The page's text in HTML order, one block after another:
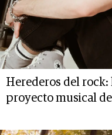
Herederos del
proyecto musical